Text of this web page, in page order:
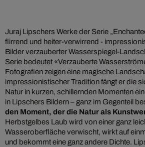
Juraj Lipschers Werke der Serie
flirrend und heiter-verwirrend -
Bilder verzauberter Wasserspiegel-
Serie bedeutet «Verzauberte
Fotografien zeigen eine magische
impressionistischer Tradition fängt er die
Natur in kurzen, schillernden Momenten
in Lipschers Bildern – ganz im Gegenteil
den Moment, der die Natur als
Herbstgelbes Laub wird von einer ganz
Wasseroberfläche verwischt, wirkt auf
und bekommt eine ganz andere Dichte.